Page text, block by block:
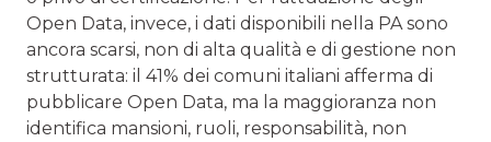
Open Data, invece, i dati disponibili nella PA sono
ancora scarsi, non di alta qualità e di gestione non
strutturata: il 41% dei comuni italiani afferma di
pubblicare Open Data, ma la maggioranza non
identifica mansioni, ruoli, responsabilità, non